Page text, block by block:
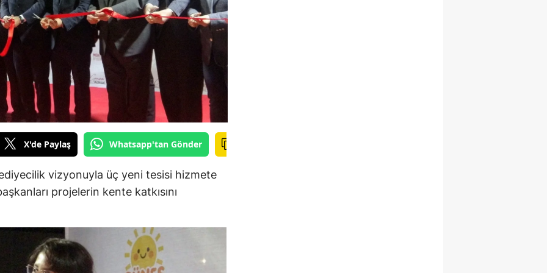
X'de Paylaş Whatsapp'tan Gönder
vizyonuyla üç yeni tesisi hizmete
projelerin kente katkısını